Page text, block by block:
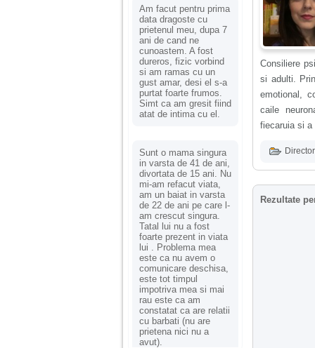
Am facut pentru prima
data dragoste cu
prietenul meu, dupa 7
ani de cand ne
cunoastem. A fost
dureros, fizic vorbind
si am ramas cu un
gust amar, desi el s-a
purtat foarte frumos.
Simt ca am gresit fiind
atat de intima cu el.
Sunt o mama singura
in varsta de 41 de ani,
divortata de 15 ani. Nu
mi-am refacut viata,
am un baiat in varsta
de 22 de ani pe care l-
am crescut singura.
Tatal lui nu a fost
foarte prezent in viata
lui . Problema mea
este ca nu avem o
comunicare deschisa,
este tot timpul
impotriva mea si mai
rau este ca am
constatat ca are relatii
cu barbati (nu are
prietena nici nu a
avut).
Consiliere
si adulti.
emotional,
caile
fiecaruia si a
Rezultate